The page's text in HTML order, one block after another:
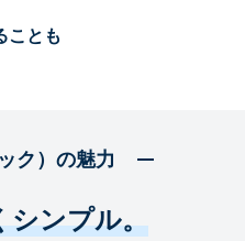
ことも
ク）の魅力
シンプル。